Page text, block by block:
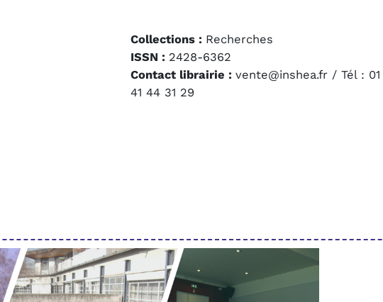
Collections : Recherches
ISSN : 2428-6362
Contact librairie : vente@inshea.fr / Tél : 01
41 44 31 29